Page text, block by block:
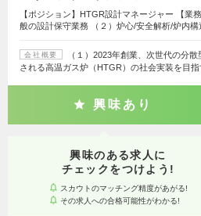
【ポジション】HTGR設計マネージャー 【業
般の設計保守業務 （２）炉心/安全解析/炉内構
会社概要
（１）2023年創業、次世代の分
される高温ガス炉（HTGR）の社会実装を目
興味あり
興味のある求人に
チェックをつけよう!
スカウトのマッチング精度があがる!
その求人への合格可能性がわかる!